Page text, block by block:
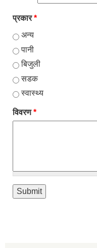
प्रकार*
अन्य
पानी
बिजुली
सडक
स्वास्थ्य
विवरण*